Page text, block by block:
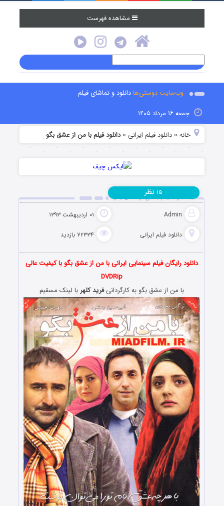
مشاهده فهرست
وب‌سایت دوستی‌هادانلود و تماشای فیلم
جمعه ۱۶ مرداد ۱۴۰۵
خانه »دانلود فیلم‌ ایرانی »دانلود فیلم با من از عشق بگو
دانلود فیلم با من از عشق بگو
Admin ۰۱ اردیبهشت ۱۳۹۳
دانلود فیلم‌ ایرانی ۷۲۳۳۴ بازدید
۱۵ نظر
دانلود رایگان فیلم سینمایی ایرانی با من از عشق بگو با کیفیت عالی
DVDRip
با من از عشق بگو به کارگردانی فرید کلهر با لینک مسقیم